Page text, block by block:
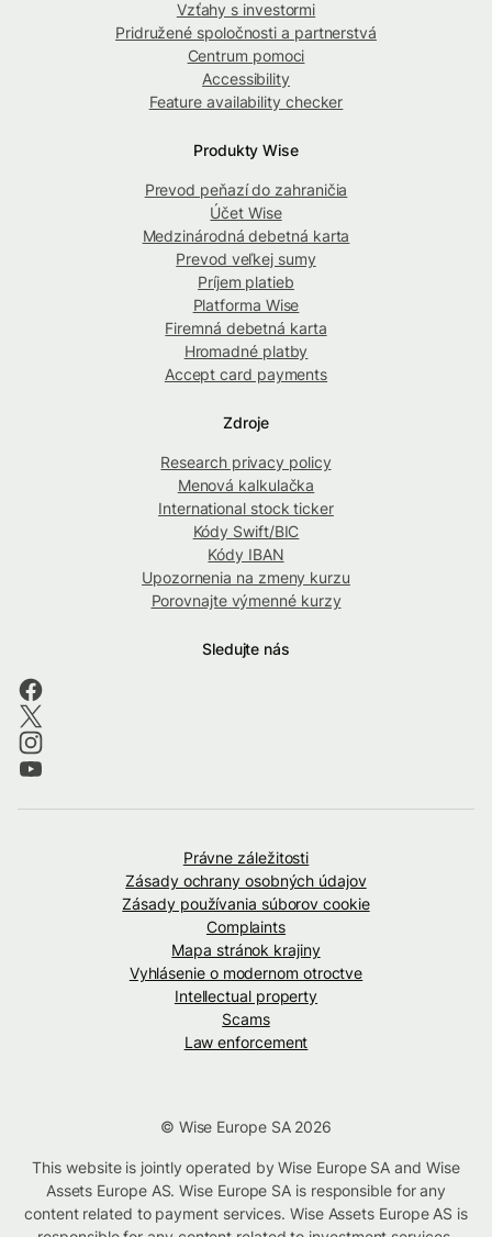
Vzťahy s investormi
Pridružené spoločnosti a partnerstvá
Centrum pomoci
Accessibility
Feature availability checker
Produkty Wise
Prevod peňazí do zahraničia
Účet Wise
Medzinárodná debetná karta
Prevod veľkej sumy
Príjem platieb
Platforma Wise
Firemná debetná karta
Hromadné platby
Accept card payments
Zdroje
Research privacy policy
Menová kalkulačka
International stock ticker
Kódy Swift/BIC
Kódy IBAN
Upozornenia na zmeny kurzu
Porovnajte výmenné kurzy
Sledujte nás
Právne záležitosti
Zásady ochrany osobných údajov
Zásady používania súborov cookie
Complaints
Mapa stránok krajiny
Vyhlásenie o modernom otroctve
Intellectual property
Scams
Law enforcement
© Wise Europe SA 2026
This website is jointly operated by Wise Europe SA and Wise
Assets Europe AS. Wise Europe SA is responsible for any
content related to payment services. Wise Assets Europe AS is